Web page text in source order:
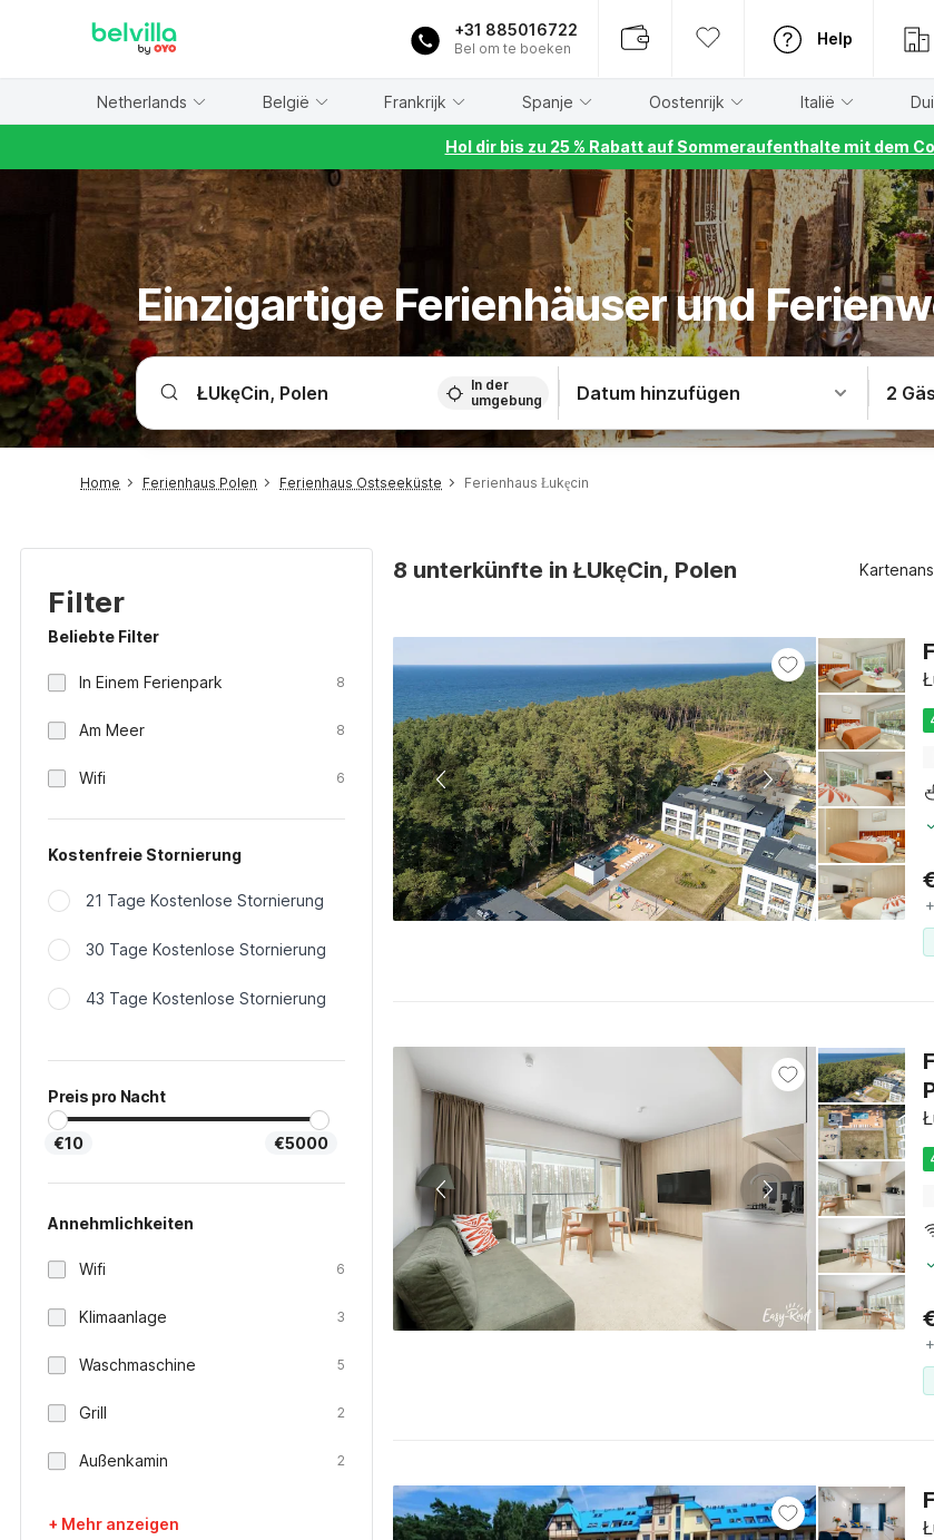
+31 885016722
Bel om te boeken
Help
Netherlands België Frankrijk Spanje Oostenrijk Italië
Hol dir bis zu 25 % Rabatt auf Sommeraufenthalte mit dem
Einzigartige Ferienhäuser und
In der
umgebung
Datum hinzufügen 2
Home Ferienhaus Polen Ferienhaus Ostseeküste Ferienhaus Łukęcin
Filter
Beliebte Filter
In Einem Ferienpark 8
Am Meer 8
Wifi 6
Kostenfreie Stornierung
21 Tage Kostenlose Stornierung
30 Tage Kostenlose Stornierung
43 Tage Kostenlose Stornierung
Preis pro Nacht
€10 €5000
Annehmlichkeiten
Wifi 6
Klimaanlage 3
Waschmaschine 5
Grill 2
Außenkamin 2
+ Mehr anzeigen
8 unterkünfte in ŁUkęCin, Polen
+
+